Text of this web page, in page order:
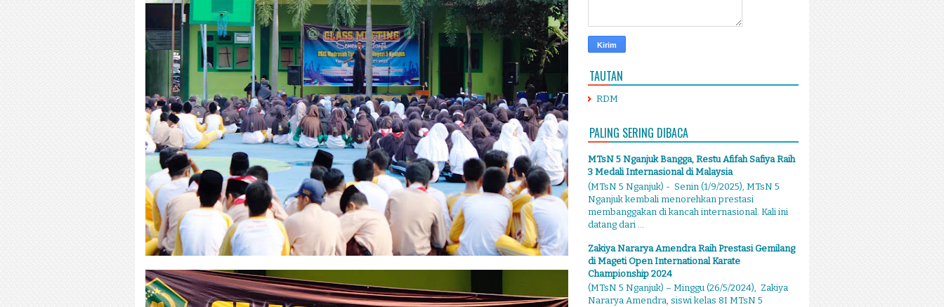
TAUTAN
RDM
PALING SERING DIBACA
MTsN 5 Nganjuk Bangga, Restu Afifah Safiya Raih
3 Medali Internasional di Malaysia
(MTsN 5 Nganjuk) - Senin (1/9/2025), MTsN 5
Nganjuk kembali menorehkan prestasi
membanggakan di kancah internasional. Kali ini
datang dari ...
Zakiya Nararya Amendra Raih Prestasi Gemilang
di Mageti Open International Karate
Championship 2024
(MTsN 5 Nganjuk) – Minggu (26/5/2024), Zakiya
Nararya Amendra, siswi kelas 8I MTsN 5